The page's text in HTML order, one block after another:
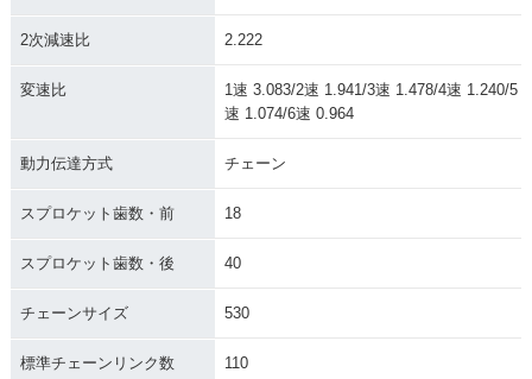
2次減速比 2.222
変速比
1速 3.083/2速 1.941/3速 1.478/4速 1.240/5
速 1.074/6速 0.964
動力伝達方式 チェーン
スプロケット歯数・前 18
スプロケット歯数・後 40
チェーンサイズ 530
標準チェーンリンク数 110